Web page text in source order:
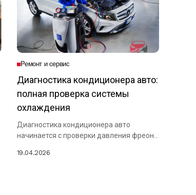
Ремонт и сервис
Диагностика кондиционера авто:
полная проверка системы
охлаждения
Диагностика кондиционера авто
начинается с проверки давления фреона
19.04.2026